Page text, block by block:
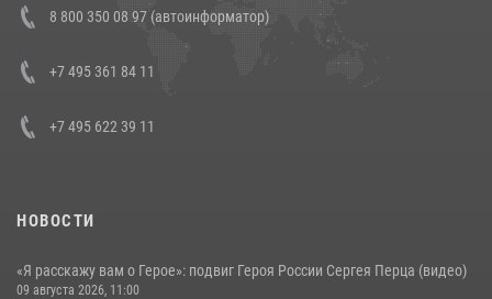
генерала армии Виктора Золотова с заместителем полномочного
представителя Президента Российской Федерации в Северо-
Кавказском федеральном округе Виталием Кузнецовым
8 800 350 08 97 (автоинформатор)
+7 495 361 84 11
+7 495 622 39 11
НОВОСТИ
«Я расскажу вам о Герое»: подвиг Героя России Сергея Перца (видео)
09 августа 2026, 11:00